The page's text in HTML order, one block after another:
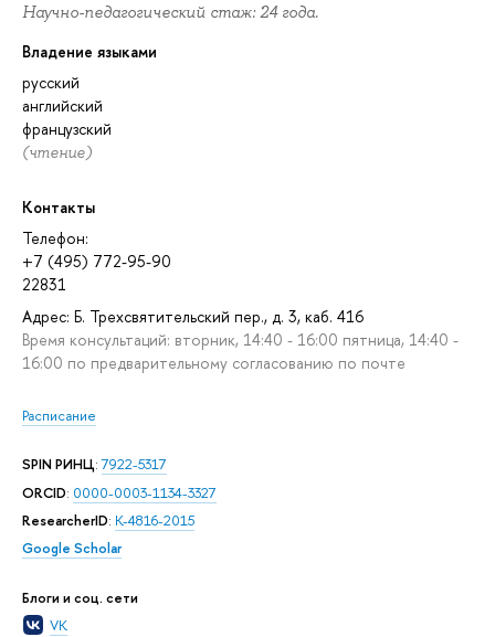
Научно-педагогический стаж: 24 года.
Владение языками
русский
английский
французский
(чтение)
Контакты
Телефон:
+7 (495) 772-95-90
22831
Адрес: Б. Трехсвятительский пер., д. 3, каб. 416
Время консультаций: вторник, 14:40 - 16:00 пятница, 14:40 -
16:00 по предварительному согласованию по почте
Расписание
SPIN РИНЦ:7922-5317
ORCID: 0000-0003-1134-3327
ResearcherID: K-4816-2015
Google Scholar
Блоги и соц. сети
VK